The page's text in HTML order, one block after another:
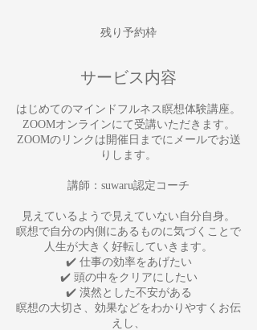
残り予約枠
サービス内容
はじめてのマインドフルネス瞑想体験講座。
ZOOMオンラインにて受講いただきます。
ZOOMのリンクは開催日までにメールでお送
りします。
講師：suwaru認定コーチ
見えているようで見えていない自分自身。
瞑想で自分の内側にあるものに気づくことで
人生が大きく好転していきます。
✔️ 仕事の効率をあげたい
✔️ 頭の中をクリアにしたい
✔️ 漠然とした不安がある
瞑想の大切さ、効果などをわかりやすくお伝
えし、